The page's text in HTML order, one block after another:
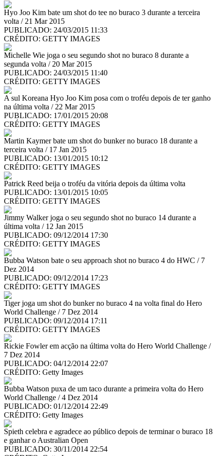
Hyo Joo Kim bate um shot do tee no buraco 3 durante a terceira
volta / 21 Mar 2015
PUBLICADO: 24/03/2015 11:33
CRÉDITO: GETTY IMAGES
Michelle Wie joga o seu segundo shot no buraco 8 durante a
segunda volta / 20 Mar 2015
PUBLICADO: 24/03/2015 11:40
CRÉDITO: GETTY IMAGES
A sul Koreana Hyo Joo Kim posa com o troféu depois de ter ganho
na última volta / 22 Mar 2015
PUBLICADO: 17/01/2015 20:08
CRÉDITO: GETTY IMAGES
Martin Kaymer bate um shot do bunker no buraco 18 durante a
terceira volta / 17 Jan 2015
PUBLICADO: 13/01/2015 10:12
CRÉDITO: GETTY IMAGES
Patrick Reed beija o troféu da vitória depois da última volta
PUBLICADO: 13/01/2015 10:05
CRÉDITO: GETTY IMAGES
Jimmy Walker joga o seu segundo shot no buraco 14 durante a
última volta / 12 Jan 2015
PUBLICADO: 09/12/2014 17:30
CRÉDITO: GETTY IMAGES
Bubba Watson bate o seu approach shot no buraco 4 do HWC / 7
Dez 2014
PUBLICADO: 09/12/2014 17:23
CRÉDITO: GETTY IMAGES
Tiger joga um shot do bunker no buraco 4 na volta final do Hero
World Challenge / 7 Dez 2014
PUBLICADO: 09/12/2014 17:11
CRÉDITO: GETTY IMAGES
Rickie Fowler em acção na última volta do Hero World Challenge /
7 Dez 2014
PUBLICADO: 04/12/2014 22:07
CRÉDITO: Getty Images
Bubba Watson puxa de um taco durante a primeira volta do Hero
World Challenge / 4 Dez 2014
PUBLICADO: 01/12/2014 22:49
CRÉDITO: Getty Images
Spieth celebra e agradece ao público depois de terminar o buraco 18
e ganhar o Australian Open
PUBLICADO: 30/11/2014 22:54